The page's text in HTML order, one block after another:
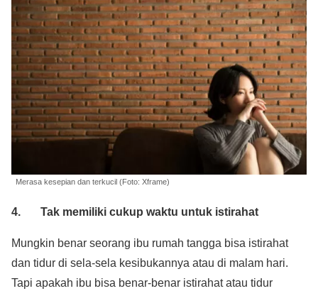
Merasa kesepian dan terkucil (Foto: Xframe)
4. Tak memiliki cukup waktu untuk istirahat
Mungkin benar seorang ibu rumah tangga bisa istirahat
dan tidur di sela-sela kesibukannya atau di malam hari.
Tapi apakah ibu bisa benar-benar istirahat atau tidur